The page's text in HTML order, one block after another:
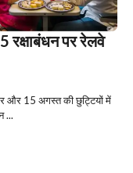
पर रेलवे
और 15 अगस्त की छुट्टियों में
...